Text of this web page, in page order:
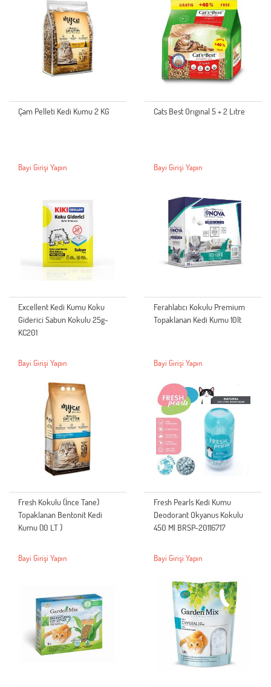
Çam Pelleti Kedi Kumu 2 KG
Bayi Girişi Yapın
Cats Best Orıgınal 5 + 2 Lıtre
Bayi Girişi Yapın
Excellent Kedi Kumu Koku
Giderici Sabun Kokulu 25g-
KC201
Bayi Girişi Yapın
Ferahlatıcı Kokulu Premium
Topaklanan Kedi Kumu 10lt
Bayi Girişi Yapın
Fresh Kokulu (İnce Tane)
Topaklanan Bentonit Kedi
Kumu (10 LT )
Bayi Girişi Yapın
Fresh Pearls Kedi Kumu
Deodorant Okyanus Kokulu
450 Ml BRSP-20116717
Bayi Girişi Yapın